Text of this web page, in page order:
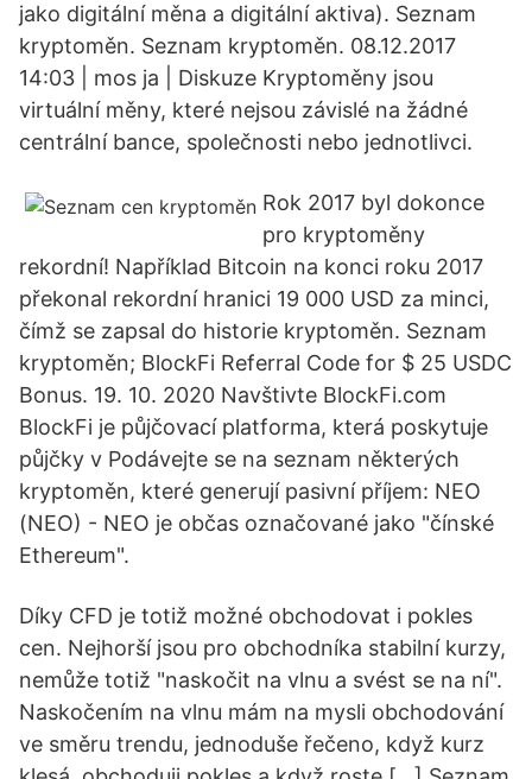
jako digitální měna a digitální aktiva). Seznam
kryptoměn. Seznam kryptoměn. 08.12.2017
14:03 | mos ja | Diskuze Kryptoměny jsou
virtuální měny, které nejsou závislé na žádné
centrální bance, společnosti nebo jednotlivci.
Rok 2017 byl dokonce
pro kryptoměny
rekordní! Například Bitcoin na konci roku 2017
překonal rekordní hranici 19 000 USD za minci,
čímž se zapsal do historie kryptoměn. Seznam
kryptoměn; BlockFi Referral Code for $ 25 USDC
Bonus. 19. 10. 2020 Navštivte BlockFi.com
BlockFi je půjčovací platforma, která poskytuje
půjčky v Podávejte se na seznam některých
kryptoměn, které generují pasivní příjem: NEO
(NEO) - NEO je občas označované jako "čínské
Ethereum".
Díky CFD je totiž možné obchodovat i pokles
cen. Nejhorší jsou pro obchodníka stabilní kurzy,
nemůže totiž "naskočit na vlnu a svést se na ní".
Naskočením na vlnu mám na mysli obchodování
ve směru trendu, jednoduše řečeno, když kurz